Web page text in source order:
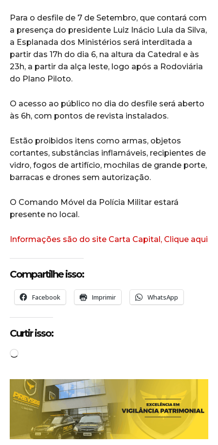
Para o desfile de 7 de Setembro, que contará com
a presença do presidente Luiz Inácio Lula da Silva,
a Esplanada dos Ministérios será interditada a
partir das 17h do dia 6, na altura da Catedral e às
23h, a partir da alça leste, logo após a Rodoviária
do Plano Piloto.
O acesso ao público no dia do desfile será aberto
às 6h, com pontos de revista instalados.
Estão proibidos itens como armas, objetos
cortantes, substâncias inflamáveis, recipientes de
vidro, fogos de artifício, mochilas de grande porte,
barracas e drones sem autorização.
O Comando Móvel da Polícia Militar estará
presente no local.
Informações são do site Carta Capital, Clique aqui
Compartilhe isso:
Facebook Imprimir WhatsApp
Curtir isso:
C
r
r
e
n